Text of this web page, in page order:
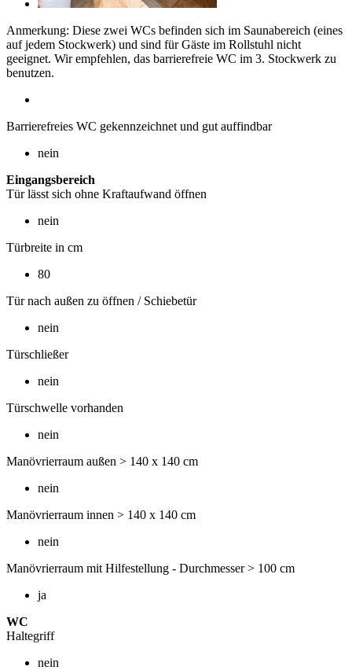
Anmerkung: Diese zwei WCs befinden sich im Saunabereich (eines
auf jedem Stockwerk) und sind für Gäste im Rollstuhl nicht
geeignet. Wir empfehlen, das barrierefreie WC im 3. Stockwerk zu
benutzen.
Barrierefreies WC gekennzeichnet und gut auffindbar
nein
Eingangsbereich
Tür lässt sich ohne Kraftaufwand öffnen
nein
Türbreite in cm
80
Tür nach außen zu öffnen / Schiebetür
nein
Türschließer
nein
Türschwelle vorhanden
nein
Manövrierraum außen > 140 x 140 cm
nein
Manövrierraum innen > 140 x 140 cm
nein
Manövrierraum mit Hilfestellung - Durchmesser > 100 cm
ja
WC
Haltegriff
nein